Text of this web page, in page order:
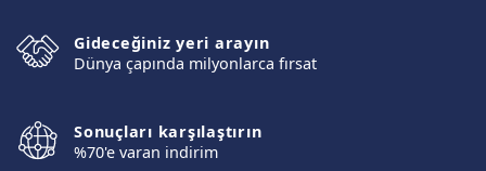
Gideceğiniz yeri arayın
Dünya çapında milyonlarca fırsat
Sonuçları karşılaştırın
%70'e varan indirim